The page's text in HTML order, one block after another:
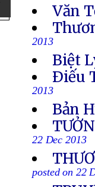
Văn
2013
Biệt
Ðiếu
2013
Bản
22 Dec 2013
posted on 22